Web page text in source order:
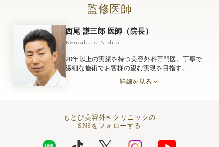
監修医師
西尾 謙三郎 医師（院長）
Kenzaburo Nishio
20年以上の実績を持つ美容外科専門医。丁寧で
繊細な施術でお客様の望む実現を目指す。
詳細を見る
もとび美容外科クリニックの
SNSをフォローする